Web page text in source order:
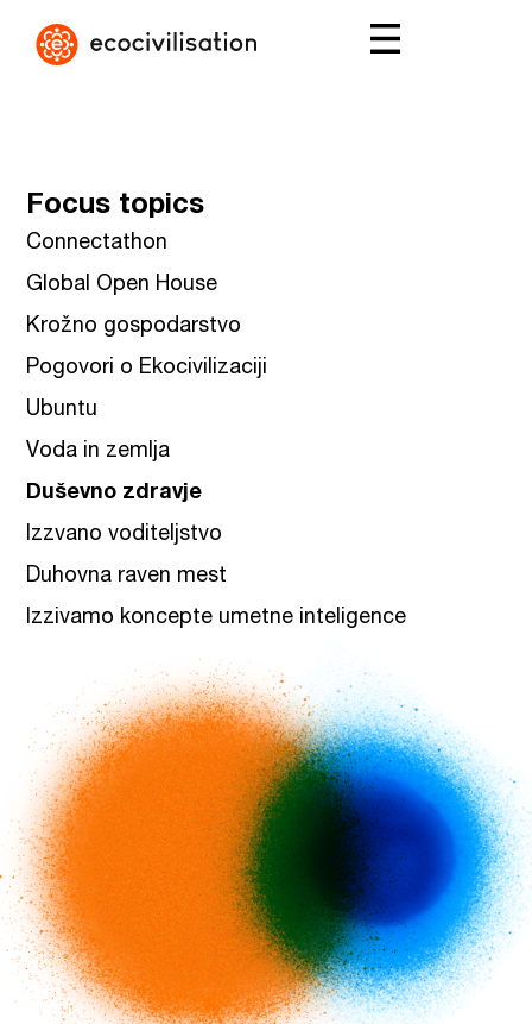
Focus topics
Connectathon
Global Open House
Krožno gospodarstvo
Pogovori o Ekocivilizaciji
Ubuntu
Voda in zemlja
Duševno zdravje
Izzvano voditeljstvo
Duhovna raven mest
Izzivamo koncepte umetne inteligence